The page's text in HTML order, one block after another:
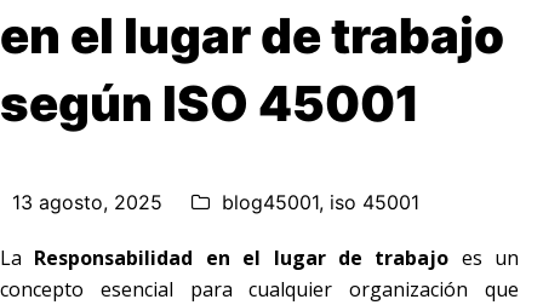
en el lugar de trabajo
según ISO 45001
13 agosto, 2025 blog45001, iso 45001
La Responsabilidad en el lugar de trabajo es un
concepto esencial para cualquier organización que